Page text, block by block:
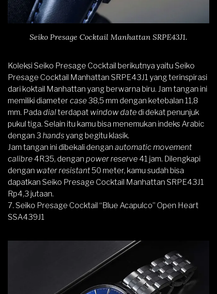
Seiko Presage Cocktail Manhattan SRPE43J1.
Koleksi Seiko Presage Cocktail berikutnya yaitu Seiko
Presage Cocktail Manhattan SRPE43J1 yang terinspirasi
dari koktail Manhattan yang berwarna biru. Jam tangan ini
memiliki diameter case38,5 mm dengan ketebalan 11,8
mm. Pada dialterdapat window datedi dekat penunjuk
pukul tiga. Selain itu kamu bisa menemukan indeks Arabic
dengan 3 handsyang begitu klasik.
Jam tangan ini dibekali dengan automatic movement
calibre 4R35, dengan power reserve 41 jam. Dilengkapi
dengan water resistant50 meter, kamu sudah bisa
dapatkan Seiko Presage Cocktail Manhattan SRPE43J1
Rp4,3 jutaan.
7. Seiko Presage Cocktail “Blue Acapulco” Open Heart
SSA439J1